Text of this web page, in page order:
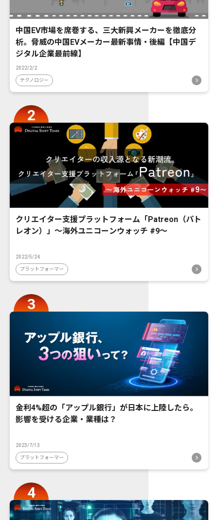
中国EV市場を席巻する、三大新興メーカーを徹底分
析。脅威の中国EVメーカー最新事情・後編【中国デ
ジタル企業最前線】
2022/2/2
テクノロジー
クリエイター支援プラットフォーム「Patreon（パト
レオン）」〜海外ユニコーンウォッチ #9〜
2022/5/24
プラットフォーマー
金利4%超の「アップル銀行」が日本に上陸したら。
影響を受ける企業・業種は？
2023/7/13
プラットフォーマー